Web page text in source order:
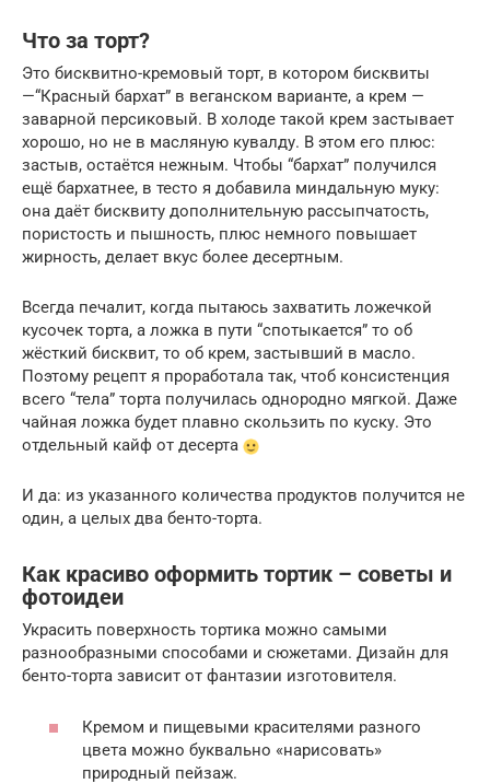
Что за торт?
Это бисквитно-кремовый торт, в котором бисквиты
—“Красный бархат” в веганском варианте, а крем —
заварной персиковый. В холоде такой крем застывает
хорошо, но не в масляную кувалду. В этом его плюс:
застыв, остаётся нежным. Чтобы “бархат” получился
ещё бархатнее, в тесто я добавила миндальную муку:
она даёт бисквиту дополнительную рассыпчатость,
пористость и пышность, плюс немного повышает
жирность, делает вкус более десертным.
Всегда печалит, когда пытаюсь захватить ложечкой
кусочек торта, а ложка в пути “спотыкается” то об
жёсткий бисквит, то об крем, застывший в масло.
Поэтому рецепт я проработала так, чтоб консистенция
всего “тела” торта получилась однородно мягкой. Даже
чайная ложка будет плавно скользить по куску. Это
отдельный кайф от десерта
И да: из указанного количества продуктов получится не
один, а целых два бенто-торта.
Как красиво оформить тортик – советы и
фотоидеи
Украсить поверхность тортика можно самыми
разнообразными способами и сюжетами. Дизайн для
бенто-торта зависит от фантазии изготовителя.
Кремом и пищевыми красителями разного
цвета можно буквально «нарисовать»
природный пейзаж.